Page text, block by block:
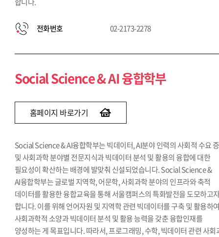
전화번호 02-2173-2278
Social Science & AI 융합학부
홈페이지 바로가기
Social Science & AI융합학부는 빅데이터, AI분야 인력의 사회적 수요
및 사회과학 분야별 전문지식과 빅데이터 분석 및 활용의 융합에 대한
필요성이 확산하는 배경에 발맞춰 신설되었습니다. Social Science &
AI융합학부는 글로벌 지역학, 어문학, 사회과학 분야의 인프라와 축적
데이터를 활용한 융합교육을 통해 서울캠퍼스의 특화발전을 도모하고
합니다. 이를 위해 언어자원 및 지역학 관련 빅데이터를 구축 및 활용하
사회과학적 소양과 빅데이터 분석 및 활용 능력을 갖춘 융합인재를
양성하는 게 목표입니다. 따라서, 프로그래밍, 수학, 빅데이터 관련 사회